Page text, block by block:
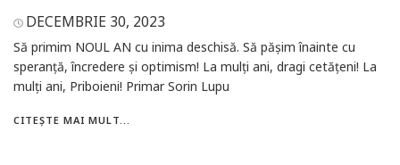
DECEMBRIE 30, 2023
Să primim NOUL AN cu inima deschisă. Să pășim înainte cu
speranță, încredere și optimism! La mulți ani, dragi cetăţeni! La
mulţi ani, Priboieni! Primar Sorin Lupu
CITEȘTE MAI MULT...